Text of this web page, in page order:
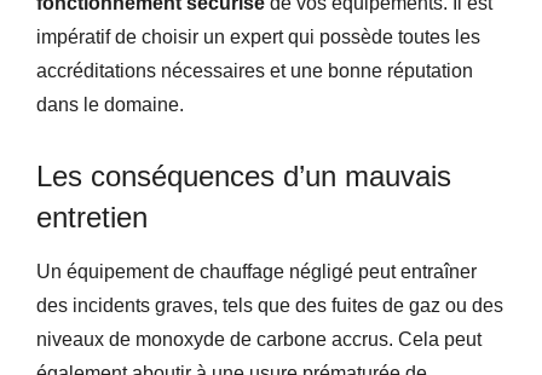
impératif de choisir un expert qui possède toutes les
accréditations nécessaires et une bonne réputation
dans le domaine.
Les conséquences d’un mauvais
entretien
Un équipement de chauffage négligé peut entraîner
des incidents graves, tels que des fuites de gaz ou des
niveaux de monoxyde de carbone accrus. Cela peut